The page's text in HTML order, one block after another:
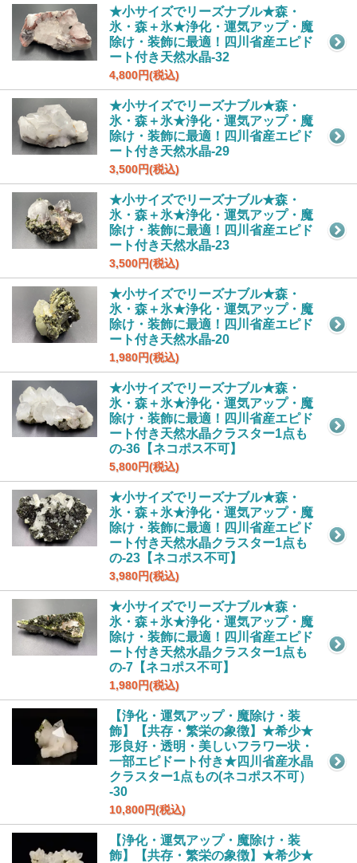
★小サイズでリーズナブル★森・
氷・森＋氷★浄化・運気アップ・魔
除け・装飾に最適！四川省産エピド
ート付き天然水晶-32
4,800円(税込)
★小サイズでリーズナブル★森・
氷・森＋氷★浄化・運気アップ・魔
除け・装飾に最適！四川省産エピド
ート付き天然水晶-29
3,500円(税込)
★小サイズでリーズナブル★森・
氷・森＋氷★浄化・運気アップ・魔
除け・装飾に最適！四川省産エピド
ート付き天然水晶-23
3,500円(税込)
★小サイズでリーズナブル★森・
氷・森＋氷★浄化・運気アップ・魔
除け・装飾に最適！四川省産エピド
ート付き天然水晶-20
1,980円(税込)
★小サイズでリーズナブル★森・
氷・森＋氷★浄化・運気アップ・魔
除け・装飾に最適！四川省産エピド
ート付き天然水晶クラスター1点も
の-36【ネコポス不可】
5,800円(税込)
★小サイズでリーズナブル★森・
氷・森＋氷★浄化・運気アップ・魔
除け・装飾に最適！四川省産エピド
ート付き天然水晶クラスター1点も
の-23【ネコポス不可】
3,980円(税込)
★小サイズでリーズナブル★森・
氷・森＋氷★浄化・運気アップ・魔
除け・装飾に最適！四川省産エピド
ート付き天然水晶クラスター1点も
の-7【ネコポス不可】
1,980円(税込)
【浄化・運気アップ・魔除け・装
飾】【共存・繁栄の象徴】★希少★
形良好・透明・美しいフラワー状・
一部エピドート付き★四川省産水晶
クラスター1点もの(ネコポス不可）
-30
10,800円(税込)
【浄化・運気アップ・魔除け・装
飾】【共存・繁栄の象徴】★希少★